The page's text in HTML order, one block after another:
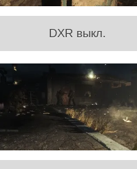
DXR выкл.